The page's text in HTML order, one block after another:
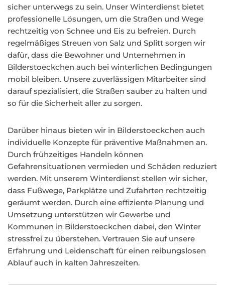
sicher unterwegs zu sein. Unser Winterdienst bietet
professionelle Lösungen, um die Straßen und Wege
rechtzeitig von Schnee und Eis zu befreien. Durch
regelmäßiges Streuen von Salz und Splitt sorgen wir
dafür, dass die Bewohner und Unternehmen in
Bilderstoeckchen auch bei winterlichen Bedingungen
mobil bleiben. Unsere zuverlässigen Mitarbeiter sind
darauf spezialisiert, die Straßen sauber zu halten und
so für die Sicherheit aller zu sorgen.
Darüber hinaus bieten wir in Bilderstoeckchen auch
individuelle Konzepte für präventive Maßnahmen an.
Durch frühzeitiges Handeln können
Gefahrensituationen vermieden und Schäden reduziert
werden. Mit unserem Winterdienst stellen wir sicher,
dass Fußwege, Parkplätze und Zufahrten rechtzeitig
geräumt werden. Durch eine effiziente Planung und
Umsetzung unterstützen wir Gewerbe und
Kommunen in Bilderstoeckchen dabei, den Winter
stressfrei zu überstehen. Vertrauen Sie auf unsere
Erfahrung und Leidenschaft für einen reibungslosen
Ablauf auch in kalten Jahreszeiten.